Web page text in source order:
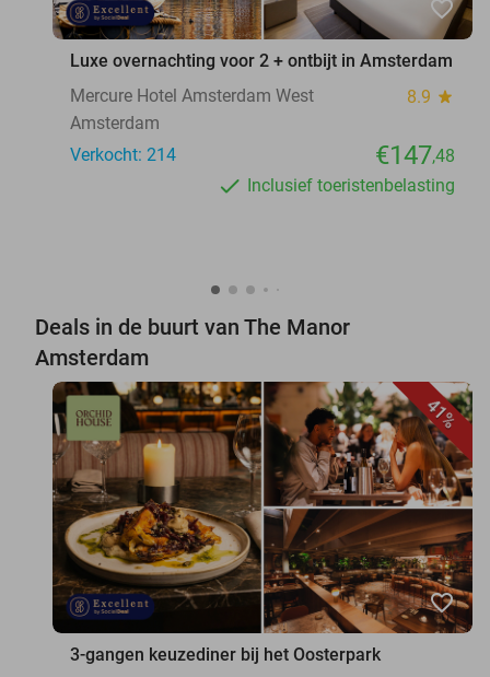
favorite_border
Luxe overnachting voor 2 + ontbijt in Amsterdam
Mercure Hotel Amsterdam West
8.9 star
Amsterdam
Verkocht: 214
€147,48
Inclusief toeristenbelasting
Deals in de buurt van The Manor
Amsterdam
41%
favorite_border
3-gangen keuzediner bij het Oosterpark